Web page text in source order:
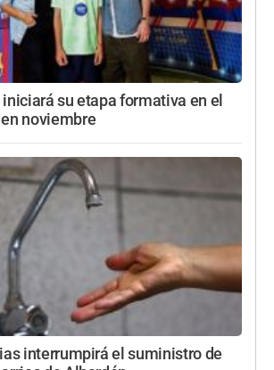
su etapa formativa en el
noviembre
interrumpirá el suministro de